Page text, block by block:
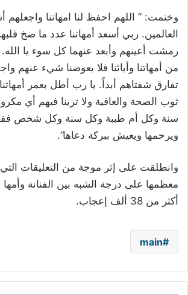
وختمت: ” اللهم احفظ لنا امهاتنا
العالمين. ربي أسعد أمهاتنا عدد ما ضخ
رمشت أعينهم وأبعد عنهما كل سوء يا الله.
من أمهاتنا وأبائنا فلا يعوضنا شيء عنهم
تفارق شفتاهم أبداً. يا رب أطل بعمر أمهاتنا
ثوب الصحة والعافية ولا ترينا فيهم أي
سنة وكل أم طيبة وكل سنة وكل شخص فقد
ويرحمها ويعيش ببركة دعاها”.
وانطلقت على إثر موجة من التعليقات
معظمها على درجة الشبه بين الفنانة
أكثر من 38 ألف إعجاب.
main